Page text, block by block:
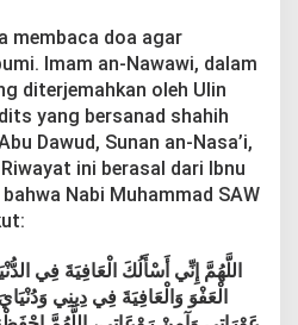
membaca doa agar
Imam an-Nawawi, dalam
diterjemahkan oleh Ulin
yang bersanad shahih
Dawud, Sunan an-Nasa’i,
ini berasal dari Ibnu
Nabi Muhammad SAW
اللَّهُمَّ إِنِّي أَسْأَلُكَ الْعَافِيَةَ فِي
الْعَفْوَ وَالْعَافِيَةَ فِي دِينِي